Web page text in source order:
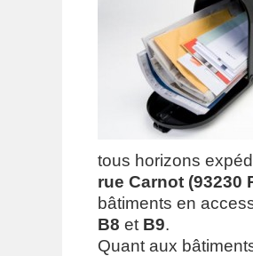
tous horizons
rue Carnot (93230
bâtiments en
B8 et B9.
Quant aux